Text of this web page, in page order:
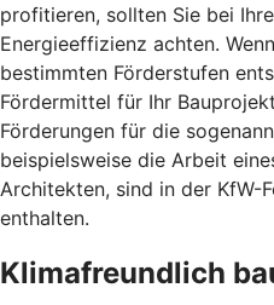
profitieren, sollten Sie bei
Energieeffizienz achten.
bestimmten Förderstufen
Fördermittel für Ihr
Förderungen für die
beispielsweise die Arbeit
Architekten, sind in der KfW-
enthalten.
Klimafreundlich